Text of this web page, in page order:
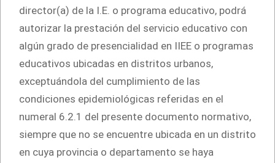
director(a) de la I.E. o programa educativo, podrá
autorizar la prestación del servicio educativo con
algún grado de presencialidad en IIEE o programas
educativos ubicadas en distritos urbanos,
exceptuándola del cumplimiento de las
condiciones epidemiológicas referidas en el
numeral 6.2.1 del presente documento normativo,
siempre que no se encuentre ubicada en un distrito
en cuya provincia o departamento se haya